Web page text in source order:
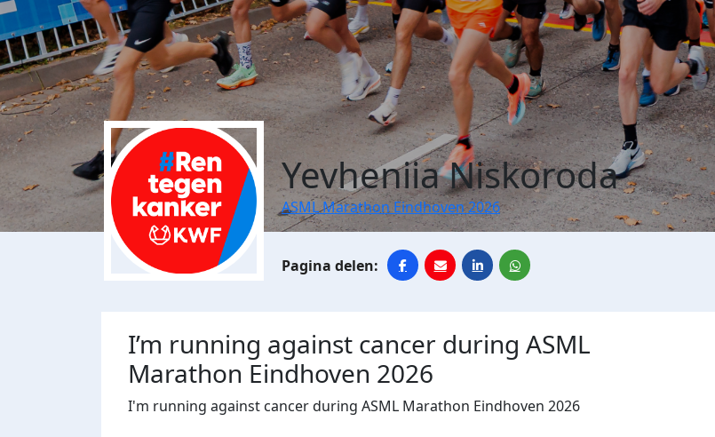
Yevheniia Niskoroda
ASML Marathon Eindhoven 2026
I’m running against cancer during ASML
Marathon Eindhoven 2026
I'm running against cancer during ASML Marathon Eindhoven 2026